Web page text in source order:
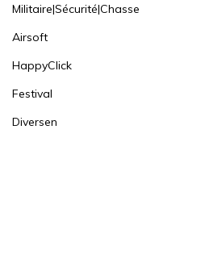
Militaire|Sécurité|Chasse
Airsoft
HappyClick
Festival
Diversen